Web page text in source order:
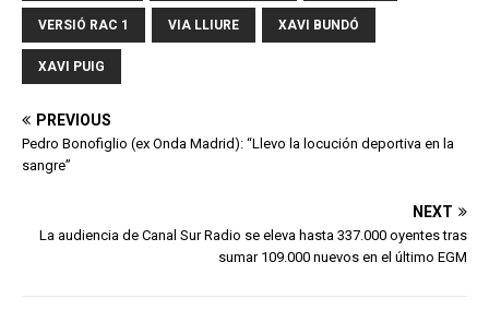
VERSIÓ RAC 1 VIA LLIURE XAVI BUNDÓ
XAVI PUIG
PREVIOUS
Pedro Bonofiglio (ex Onda Madrid): “Llevo la locución deportiva en la
sangre”
NEXT
La audiencia de Canal Sur Radio se eleva hasta 337.000 oyentes tras
sumar 109.000 nuevos en el último EGM